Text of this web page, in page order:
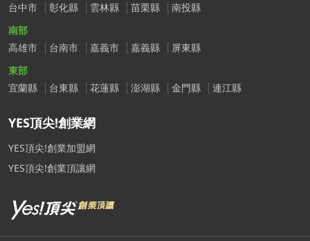
台中市
彰化縣 雲林縣 苗栗縣
南投縣
南部
高雄市
台南市 嘉義市 嘉義縣
屏東縣
東部
宜蘭縣
台東縣 花蓮縣 澎湖縣 金門縣 連江縣
YES頂尖!創業網
YES頂尖!創業加盟網
YES頂尖!創業頂讓網